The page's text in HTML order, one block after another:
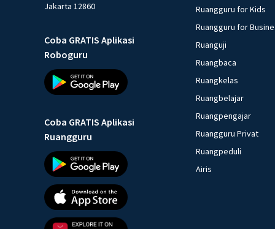
Jakarta 12860
Coba GRATIS Aplikasi
Roboguru
Coba GRATIS Aplikasi
Ruangguru
Ruangguru for Kids
Ruangguru for
Ruanguji
Ruangbaca
Ruangkelas
Ruangbelajar
Ruangpengajar
Ruangguru Privat
Ruangpeduli
Airis